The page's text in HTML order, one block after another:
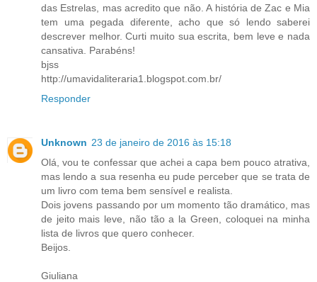
das Estrelas, mas acredito que não. A história de Zac e Mia
tem uma pegada diferente, acho que só lendo saberei
descrever melhor. Curti muito sua escrita, bem leve e nada
cansativa. Parabéns!
bjss
http://umavidaliteraria1.blogspot.com.br/
Responder
Unknown 23 de janeiro de 2016 às 15:18
Olá, vou te confessar que achei a capa bem pouco atrativa,
mas lendo a sua resenha eu pude perceber que se trata de
um livro com tema bem sensível e realista.
Dois jovens passando por um momento tão dramático, mas
de jeito mais leve, não tão a la Green, coloquei na minha
lista de livros que quero conhecer.
Beijos.
Giuliana